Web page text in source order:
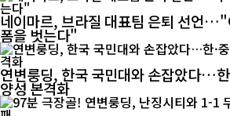
네이마르, 브라질 대표팀 은퇴 선언…"
폼을 벗는다"
연변룽딩, 한국 국민대와 손잡았다…
양성 본격화